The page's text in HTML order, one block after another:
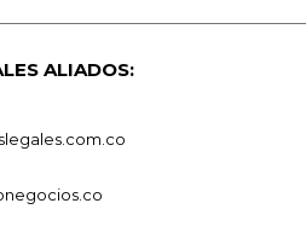
ALIADOS: